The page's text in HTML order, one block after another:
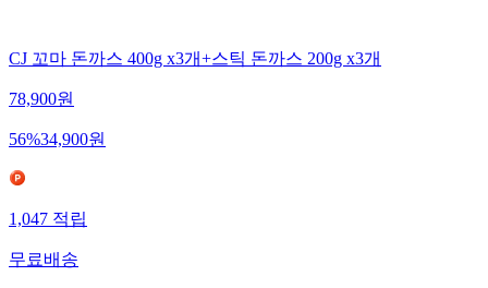
CJ 꼬마 돈까스 400g x3개+스틱 돈까스 200g x3개
78,900원
56%34,900원
1,047적립
무료배송